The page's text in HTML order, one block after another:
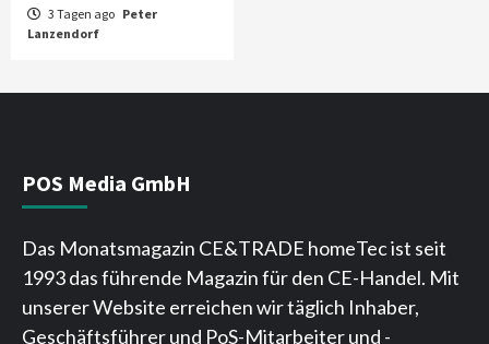
3 Tagen ago Peter
Lanzendorf
POS Media GmbH
Das Monatsmagazin CE&TRADE homeTec ist seit
1993 das führende Magazin für den CE-Handel. Mit
unserer Website erreichen wir täglich Inhaber,
Geschäftsführer und PoS-Mitarbeiter und -